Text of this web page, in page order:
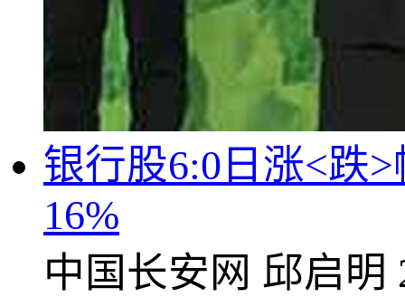
银行股6:0日涨<跌
16%
中国长安网 邱启明